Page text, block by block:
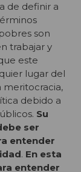
de definir a
son
trabajar y
este
lugar del
debido a
Su
ser
entender
. En esta
entender